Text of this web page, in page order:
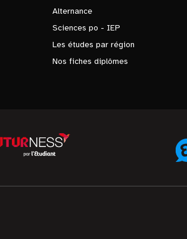
Alternance
Sciences po - IEP
Les études par région
Nos fiches diplômes